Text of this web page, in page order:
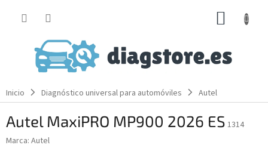
CESTA
Inicio Diagnóstico universal para automóviles Autel
Autel MaxiPRO MP900 2026 ES 1314
Marca: Autel